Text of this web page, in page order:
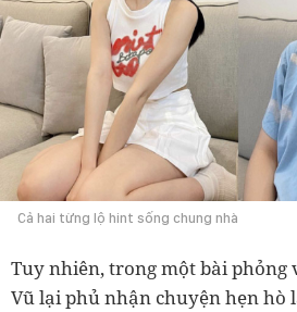
Cả hai từng lộ hint sống chung nhà
Tuy nhiên, trong một bài phỏng
Vũ lại phủ nhận chuyện hẹn hò